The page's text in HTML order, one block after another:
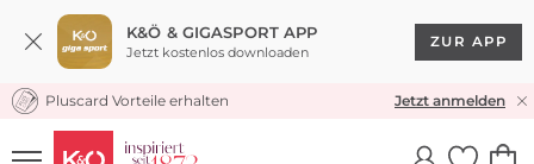
K&Ö & GIGASPORT APP
Jetzt kostenlos downloaden
ZUR APP
KOSTENLOSER VERSAND* & RÜCKVERSAND
Pluscard Vorteile erhalten Jetzt anmelden